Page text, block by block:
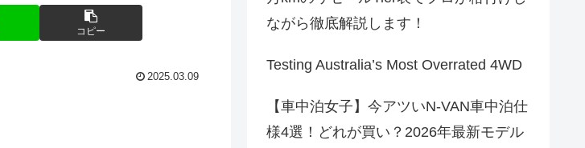
コピー
2025.03.09
ながら徹底解説します！
Testing Australia’s Most Overrated 4WD
【車中泊女子】今アツいN-VAN車中泊仕
様4選！どれが買い？2026年最新モデル